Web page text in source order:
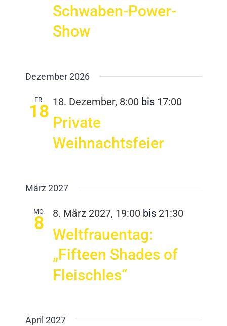
Schwaben-Power-
Show
Dezember 2026
FR.
18 18. Dezember, 8:00 bis 17:00
Private
Weihnachtsfeier
März 2027
MO.
8 8. März 2027, 19:00 bis 21:30
Weltfrauentag:
„Fifteen Shades of
Fleischles“
April 2027